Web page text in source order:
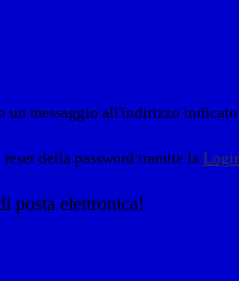
un messaggio all'indirizzo
della password tramite la
posta elettronica!